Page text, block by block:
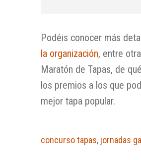
Podéis conocer más
la organización, entre
Maratón de Tapas, de
los premios a los que
mejor tapa popular.
concurso tapas, jornadas